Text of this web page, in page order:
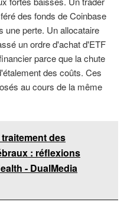
des fonds de Coinbase
une perte. Un allocataire
un ordre d'achat d'ETF
parce que la chute
des coûts. Ces
au cours de la même
des
: réflexions
- DualMedia